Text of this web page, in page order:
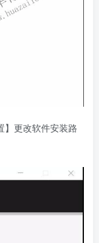
】更改软件安装路